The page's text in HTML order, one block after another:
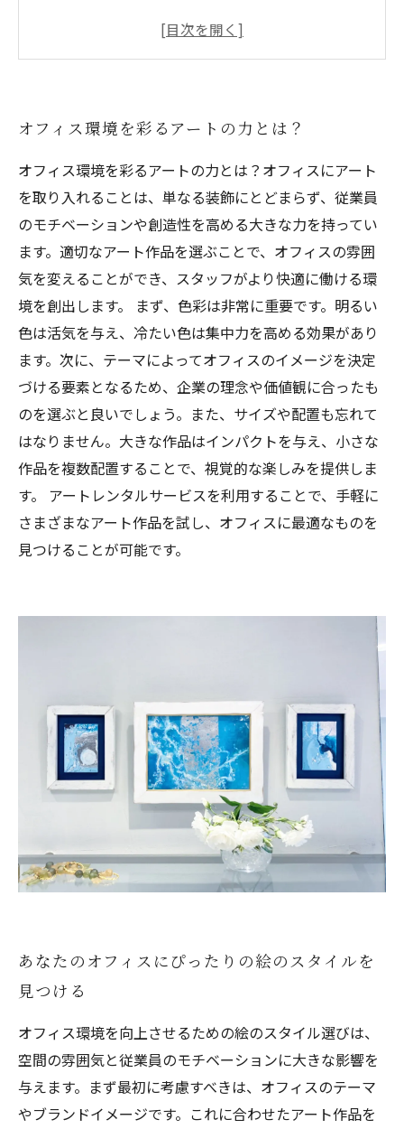
絵を選ぶ際の色彩とテーマの重要性
ット
理想的なオフィス環境を実現するためのアート
の選び方
１ お問い合わせ
２ 作品のご相談・決定
３ 現地へお届け
作品一覧
オフィス環境を彩るアートの力とは？
オフィス環境を彩るアートの力とは？オフィスにアート
を取り入れることは、単なる装飾にとどまらず、従業員
のモチベーションや創造性を高める大きな力を持ってい
ます。適切なアート作品を選ぶことで、オフィスの雰囲
気を変えることができ、スタッフがより快適に働ける環
境を創出します。 まず、色彩は非常に重要です。明るい
色は活気を与え、冷たい色は集中力を高める効果があり
ます。次に、テーマによってオフィスのイメージを決定
づける要素となるため、企業の理念や価値観に合ったも
のを選ぶと良いでしょう。また、サイズや配置も忘れて
はなりません。大きな作品はインパクトを与え、小さな
作品を複数配置することで、視覚的な楽しみを提供しま
す。 アートレンタルサービスを利用することで、手軽に
さまざまなアート作品を試し、オフィスに最適なものを
見つけることが可能です。
あなたのオフィスにぴったりの絵のスタイルを
見つける
オフィス環境を向上させるための絵のスタイル選びは、
空間の雰囲気と従業員のモチベーションに大きな影響を
与えます。まず最初に考慮すべきは、オフィスのテーマ
やブランドイメージです。これに合わせたアート作品を